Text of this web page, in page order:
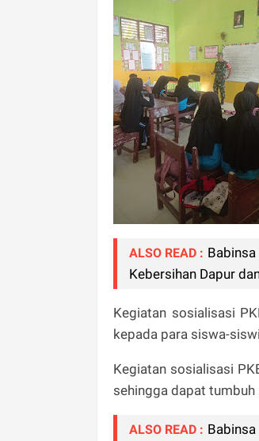
ALSO READ :
Kebersihan Dapur
Kegiatan sosialisasi
kepada para siswa-
Kegiatan sosialisasi
sehingga dapat tumbuh
ALSO READ :